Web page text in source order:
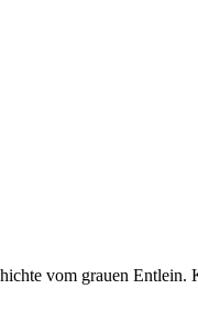
vom grauen